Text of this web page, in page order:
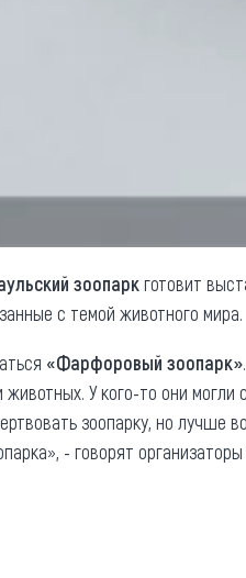
зоопаркготовит
с темой животного мира.
«Фарфоровый зоопарк»
У кого-то они
зоопарку, но лучше
- говорят организаторы